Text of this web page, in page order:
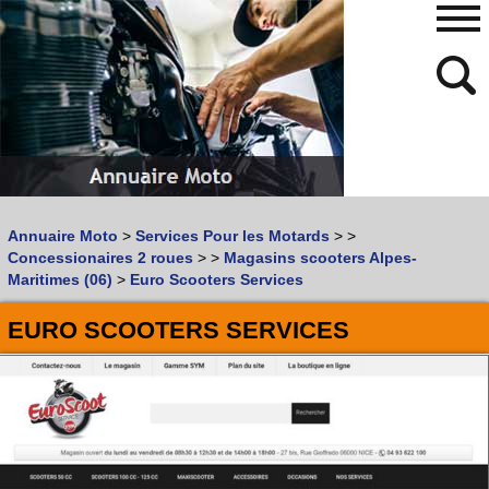
Vous recherchez un garage MOTOouSCOOTER
Quoi :
Où :
Retrouvez dans votre VILLE
les bonnes adresses deL'ANNUAIRE MOTO & SCOOTER
480
768
Annuaire Moto > Services Pour les Motards > >
Concessionaires 2 roues > > Magasins scooters Alpes-
Maritimes (06) > Euro Scooters Services
EURO SCOOTERS SERVICES